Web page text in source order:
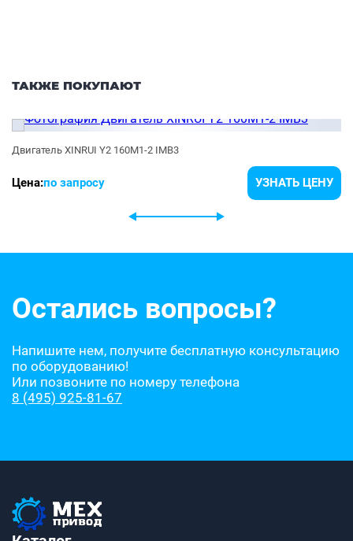
ТАКЖЕ ПОКУПАЮТ
Двигатель XINRUI Y2 160M1-2 IMB3
Цена:по запросу УЗНАТЬ ЦЕНУ
Остались вопросы?
Напишите нем, получите бесплатную консультацию
по оборудованию!
Или позвоните по номеру телефона
8 (495) 925-81-67